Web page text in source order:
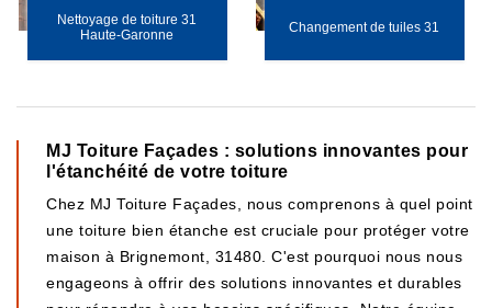
Nettoyage de toiture 31
Haute-Garonne
Changement de tuiles 31
MJ Toiture Façades : solutions innovantes pour
l'étanchéité de votre toiture
Chez MJ Toiture Façades, nous comprenons à quel point
une toiture bien étanche est cruciale pour protéger votre
maison à Brignemont, 31480. C'est pourquoi nous nous
engageons à offrir des solutions innovantes et durables